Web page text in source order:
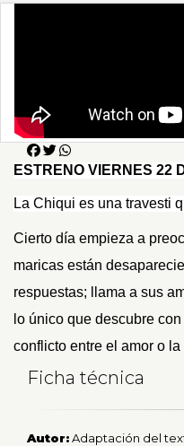
ESTRENO VIERNES 22
La Chiqui es una travesti
Cierto día empieza a
maricas están
respuestas; llama a sus
lo único que descubre
conflicto entre el amor o la
Ficha técnica
Autor:Adaptación del